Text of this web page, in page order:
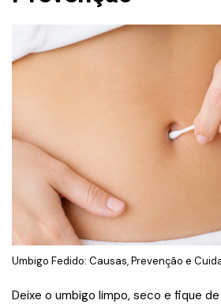
Umbigo Fedido: Causas, Prevenção e
Deixe o umbigo limpo, seco e fique